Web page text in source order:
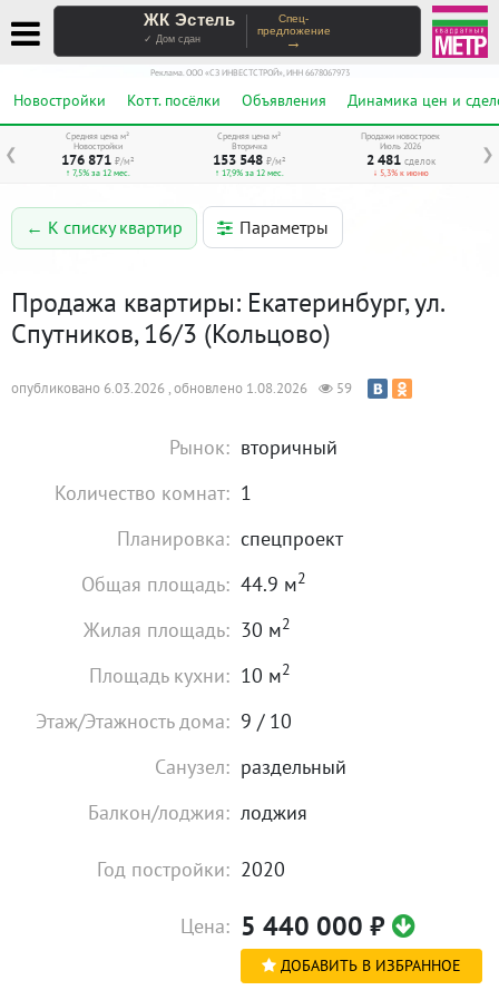
ЖК Эстель
✓ Дом сдан
Спец-
предложение
→
Реклама. ООО «СЗ ИНВЕСТСТРОЙ», ИНН 6678067973
Новостройки Котт. посёлки Объявления Динамика цен и
❮ ❯
Средняя цена м²
Новостройки
176 871 ₽/м²
↑ 7,5% за 12 мес.
Средняя цена м²
Вторичка
153 548 ₽/м²
↑ 17,9% за 12 мес.
Продажи новостроек
Июль 2026
2 481 сделок
↓ 5,3% к июню
← К списку квартир Параметры
Продажа квартиры: Екатеринбург, ул.
Спутников, 16/3 (Кольцово)
опубликовано 6.03.2026 , обновлено 1.08.2026 59
Рынок: вторичный
Количество комнат: 1
Планировка: спецпроект
Общая площадь: 44.9 м2
Жилая площадь: 30 м2
Площадь кухни: 10 м2
Этаж/Этажность дома: 9 / 10
Санузел: раздельный
Балкон/лоджия: лоджия
Год постройки: 2020
Цена: 5 440 000 ₽
ДОБАВИТЬ В ИЗБРАННОЕ